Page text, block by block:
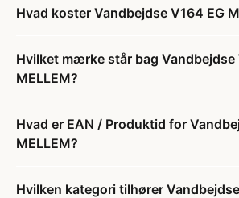
Hvad koster Vandbejdse V164 EG
Hvilket mærke står bag Vandbejdse
MELLEM?
Hvad er EAN / Produktid for
MELLEM?
Hvilken kategori tilhører